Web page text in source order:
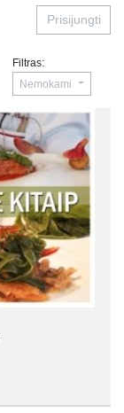
Prisijungti
Filtras:
Nemokami